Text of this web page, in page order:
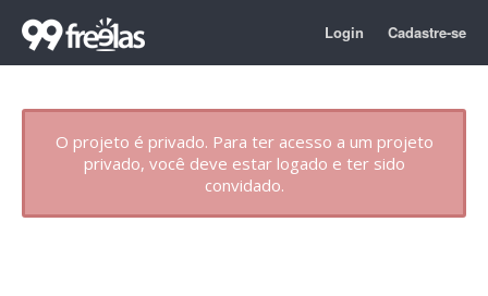
Login Cadastre-se
O projeto é privado. Para ter acesso a um projeto
privado, você deve estar logado e ter sido
convidado.